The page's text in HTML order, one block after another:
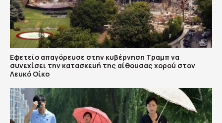
Εφετείο απαγόρευσε στην κυβέρνηση Τραμπ να
συνεχίσει την κατασκευή της αίθουσας χορού στον
Λευκό Οίκο